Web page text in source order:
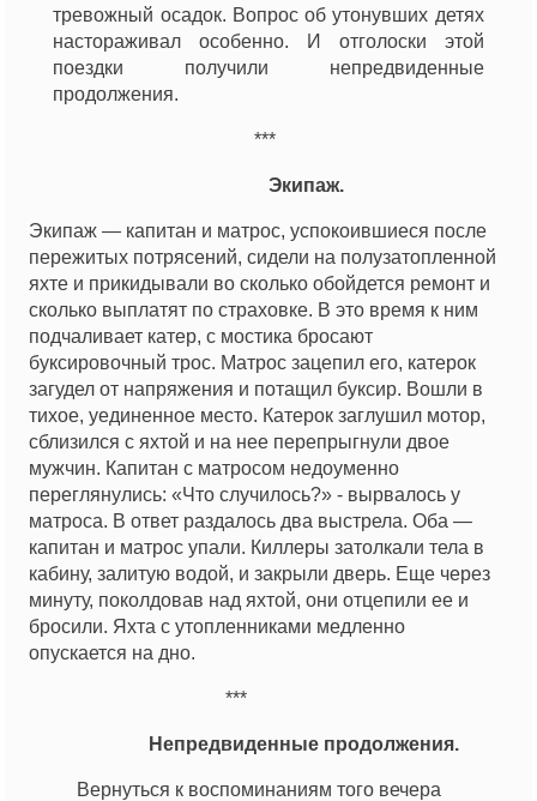
тревожный осадок. Вопрос об утонувших детях
настораживал особенно. И отголоски этой
поездки получили непредвиденные
продолжения.
***
Экипаж.
Экипаж — капитан и матрос, успокоившиеся после
пережитых потрясений, сидели на полузатопленной
яхте и прикидывали во сколько обойдется ремонт и
сколько выплатят по страховке. В это время к ним
подчаливает катер, с мостика бросают
буксировочный трос. Матрос зацепил его, катерок
загудел от напряжения и потащил буксир. Вошли в
тихое, уединенное место. Катерок заглушил мотор,
сблизился с яхтой и на нее перепрыгнули двое
мужчин. Капитан с матросом недоуменно
переглянулись: «Что случилось?» - вырвалось у
матроса. В ответ раздалось два выстрела. Оба —
капитан и матрос упали. Киллеры затолкали тела в
кабину, залитую водой, и закрыли дверь. Еще через
минуту, поколдовав над яхтой, они отцепили ее и
бросили. Яхта с утопленниками медленно
опускается на дно.
***
Непредвиденные продолжения.
Вернуться к воспоминаниям того вечера